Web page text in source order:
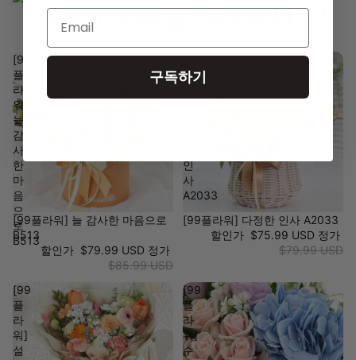
다양한 상품을 만나보세요!
[99
플
라
워]
늘
감
사
한
마
음
으
로
B513
[99플라워] 늘 감사한 마음으로
B513
할인가 $79.99 USD 정가
$85.99 USD
[99
플
인
사
A2033
[99플라워] 다정한 인사 A2033
할인가 $75.99 USD 정가
$79.99 USD
[99
플
라
워]
설
[99
플
라
워]
수
Email
구독하기